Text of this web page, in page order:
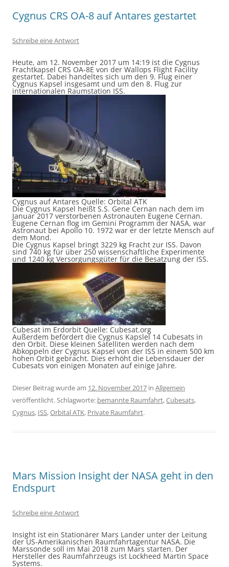
Cygnus CRS OA-8 auf Antares gestartet
Schreibe eine Antwort
Heute, am 12. November 2017 um 14:19 ist die Cygnus
Frachtkapsel CRS OA-8E von der Wallops Flight Facility
gestartet. Dabei handeltes sich um den 9. Flug einer
Cygnus Kapsel insgesamt und um den 8. Flug zur
internationalen Raumstation ISS.
Cygnus auf Antares Quelle: Orbital ATK
Die Cygnus Kapsel heißt S.S. Gene Cernan nach dem im
Januar 2017 verstorbenen Astronauten Eugene Cernan.
Eugene Cernan flog im Gemini Programm der NASA, war
Astronaut bei Apollo 10. 1972 war er der letzte Mensch auf
dem Mond.
Die Cygnus Kapsel bringt 3229 kg Fracht zur ISS. Davon
sind 740 kg für über 250 wissenschaftliche Experimente
und 1240 kg Versorgungsgüter für die Besatzung der ISS.
Cubesat im Erdorbit Quelle: Cubesat.org
Außerdem befördert die Cygnus Kapslel 14 Cubesats in
den Orbit. Diese kleinen Satelliten werden nach dem
Abkoppeln der Cygnus Kapsel von der ISS in einem 500 km
hohen Orbit gebracht. Dies erhöht die Lebensdauer der
Cubesats von einigen Monaten auf einige Jahre.
Dieser Beitrag wurde am 12. November 2017 in Allgemein
veröffentlicht. Schlagworte: bemannte Raumfahrt,Cubesats,
Cygnus, ISS,Orbital ATK, Private Raumfahrt.
Mars Mission Insight der NASA geht in den
Endspurt
Schreibe eine Antwort
Insight ist ein Stationärer Mars Lander unter der Leitung
der US-Amerikanischen Raumfahrtagentur NASA. Die
Marssonde soll im Mai 2018 zum Mars starten. Der
Hersteller des Raumfahrzeugs ist Lockheed Martin Space
Systems.